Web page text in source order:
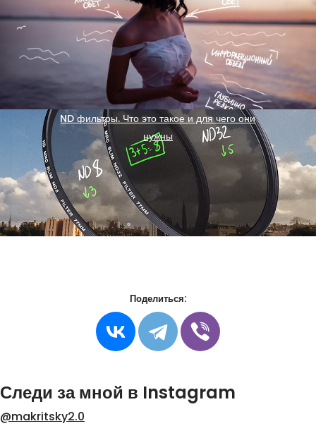
ND фильтры. Что это такое и для чего они
нужны
Поделиться:
Следи за мной в Instagram
@makritsky2.0